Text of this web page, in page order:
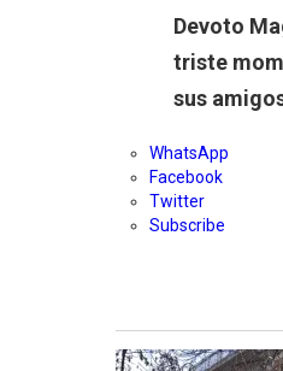
Devoto
triste
sus
WhatsApp
Facebook
Twitter
Subscribe